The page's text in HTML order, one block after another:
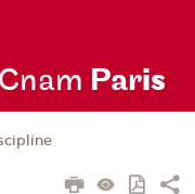
Cnam Paris